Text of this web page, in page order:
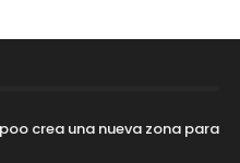
crea una nueva zona para